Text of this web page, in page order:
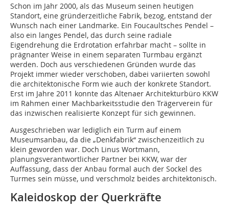
Schon im Jahr 2000, als das Museum seinen heutigen
Standort, eine gründerzeitliche Fabrik, bezog, entstand der
Wunsch nach einer Landmarke. Ein Foucaultsches Pendel –
also ein langes Pendel, das durch seine radiale
Eigendrehung die Erdrotation erfahrbar macht – sollte in
prägnanter Weise in einem separaten Turmbau ergänzt
werden. Doch aus verschiedenen Gründen wurde das
Projekt immer wieder verschoben, dabei variierten sowohl
die architektonische Form wie auch der konkrete Standort.
Erst im Jahre 2011 konnte das Altenaer Architekturbüro KKW
im Rahmen einer Machbarkeitsstudie den Trägerverein für
das inzwischen realisierte Konzept für sich gewinnen.
Ausgeschrieben war lediglich ein Turm auf einem
Museumsanbau, da die „Denkfabrik“ zwischenzeitlich zu
klein geworden war. Doch Linus Wortmann,
planungsverantwortlicher Partner bei KKW, war der
Auffassung, dass der Anbau formal auch der Sockel des
Turmes sein müsse, und verschmolz beides architektonisch.
Kaleidoskop der Querkräfte